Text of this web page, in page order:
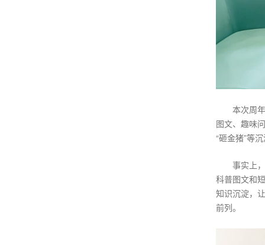
本次周
图文、趣味
“砸金猪”等
事实上
科普图文和
知识沉淀，
前列。